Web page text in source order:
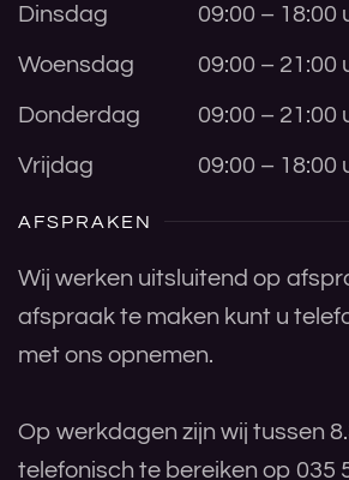
Dinsdag 09:00 – 18:00
Woensdag 09:00 – 21:00
Donderdag 09:00 – 21:00
Vrijdag 09:00 – 18:00
AFSPRAKEN
Wij werken uitsluitend op
afspraak te maken kunt u
met ons opnemen.
Op werkdagen zijn wij tussen
telefonisch te bereiken op 035